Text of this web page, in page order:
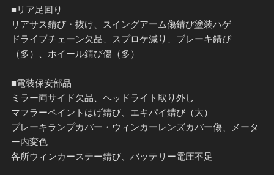
■リア足回り
リアサス錆び・抜け、スイングアーム傷錆び塗装ハゲ
ドライブチェーン欠品、スプロケ減り、ブレーキ錆び
（多）、ホイール錆び傷（多）
■電装保安部品
ミラー両サイド欠品、ヘッドライト取り外し
マフラーペイントはげ錆び、エキパイ錆び（大）
ブレーキランプカバー・ウィンカーレンズカバー傷、メータ
ー内変色
各所ウィンカーステー錆び、バッテリー電圧不足